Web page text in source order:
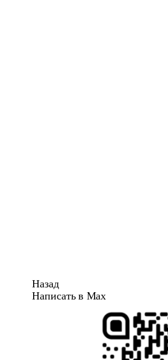
Назад
Написать в Max